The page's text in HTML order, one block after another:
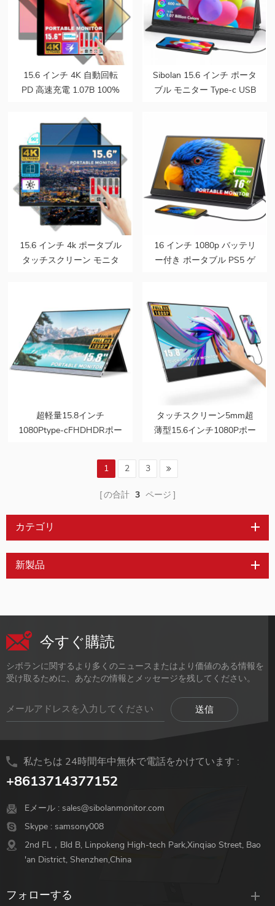
15.6 インチ 4K 自動回転
PD 高速充電 1.07B 100%
蔵 ラップトップ用タッチ
ポータブル モニター
Sibolan 15.6 インチ ポータ
ブル モニター Type-c USB
ター画面
15.6 インチ 4k ポータブル
タッチスクリーン モニタ
16 インチ 1080p バッテリ
ー付き ポータブル PS5 ゲ
超軽量15.8インチ
1080Ptype-cFHDHDRポー
タッチスクリーン5mm超
薄型15.6インチ1080Pポー
ァクトリーODMOEM
1 2 3
の合計 3 ページ
カテゴリ
新製品
今すぐ購読
シボランに関するより多くのニュースまたはより価値のある情報を
受け取るために、あなたの情報とメッセージを残してください。
私たちは 24時間年中無休で電話をかけています :
+8613714377152
Eメール : sales@sibolanmonitor.com
Skype : samsony008
2nd FL，Bld B, Linpokeng High-tech Park,Xinqiao Street, Bao
'an District, Shenzhen,China
フォローする